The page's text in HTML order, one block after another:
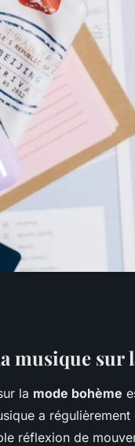
musique sur
la mode bohème
a
réflexion de